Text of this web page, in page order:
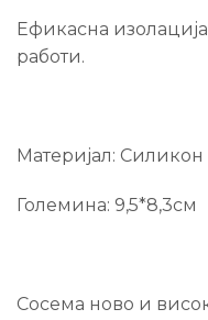
Ефикасна
работи.
Материјал: Силикон
Големина: 9,5*8,3см
Сосема ново и